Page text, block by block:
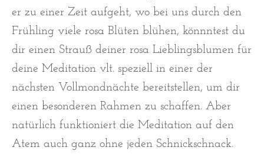
er zu einer Zeit aufgeht, wo bei uns durch den
Frühling viele rosa Blüten blühen, könnntest du
dir einen Strauß deiner rosa Lieblingsblumen für
deine Meditation vlt. speziell in einer der
nächsten Vollmondnächte bereitstellen, um dir
einen besonderen Rahmen zu schaffen. Aber
natürlich funktioniert die Meditation auf den
Atem auch ganz ohne jeden Schnickschnack.